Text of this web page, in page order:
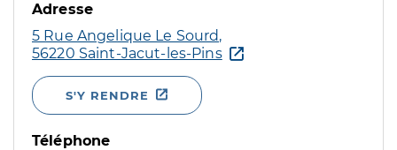
Adresse
5 Rue Angelique Le Sourd,
56220 Saint-Jacut-les-Pins
S'Y RENDRE
Téléphone